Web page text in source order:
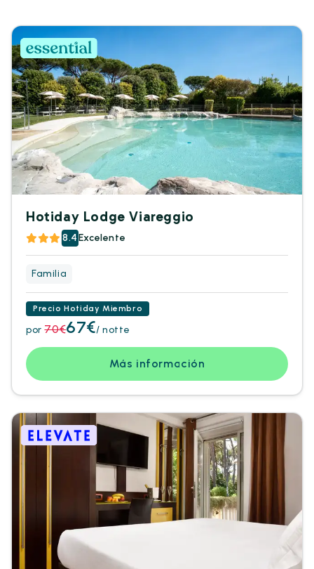
Hotiday Lodge Viareggio
8.4Excelente
Familia
Precio Hotiday Miembro
por 70€67€/ notte
Más información